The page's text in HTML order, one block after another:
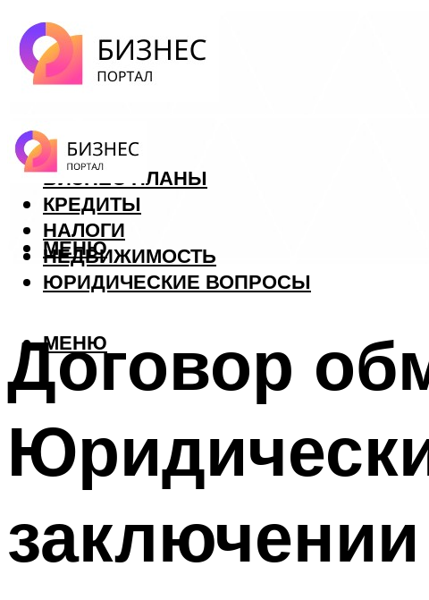
ФОРЕКС
БИЗНЕС ПЛАНЫ
КРЕДИТЫ
НАЛОГИ
НЕДВИЖИМОСТЬ
ЮРИДИЧЕСКИЕ ВОПРОСЫ
МЕНЮ
МЕНЮ
Договор